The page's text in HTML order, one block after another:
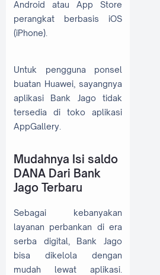
Android atau App Store
perangkat berbasis iOS
(iPhone).
Untuk pengguna ponsel
buatan Huawei, sayangnya
aplikasi Bank Jago tidak
tersedia di toko aplikasi
AppGallery.
Mudahnya Isi saldo
DANA Dari Bank
Jago Terbaru
Sebagai kebanyakan
layanan perbankan di era
serba digital, Bank Jago
bisa dikelola dengan
mudah lewat aplikasi.